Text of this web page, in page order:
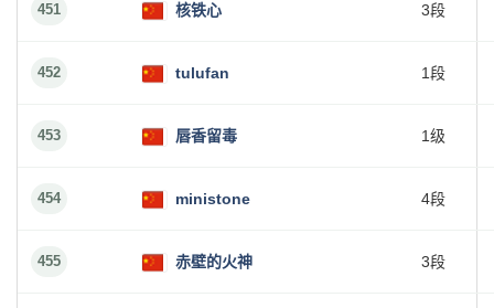
451 核铁心 3段
452 tulufan 1段
453 唇香留毒 1级
454 ministone 4段
455 赤壁的火神 3段